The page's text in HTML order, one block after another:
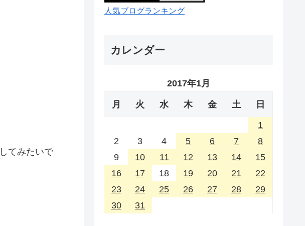
てみたいで
人気ブログランキング
カレンダー
2017年1月
月 火 水 木 金 土 日
1
2
3 4 5 6 7
8
9
10 11 12 13 14
15
16
17 18 19 20 21
22
23
24 25 26 27 28
29
30
31